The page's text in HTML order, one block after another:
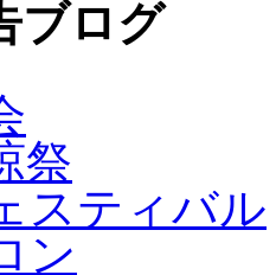
ブログ
祭
スティバル
ン